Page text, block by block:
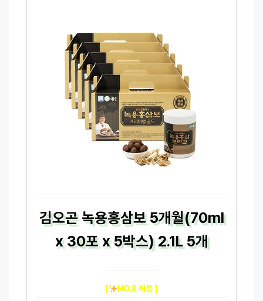
김오곤 녹용홍삼보 5개월(70ml
x 30포 x 5박스) 2.1L 5개
[ NO.8 제품 ]